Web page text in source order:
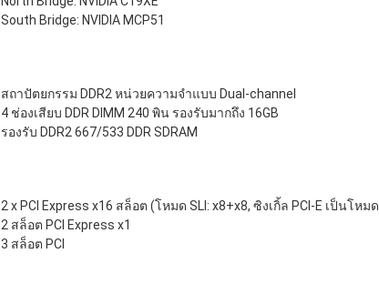
South Bridge: NVIDIA MCP51
สถาปัตยกรรม DDR2 หน่วยความจำแบบ Dual-channel
4 ช่องเสียบ DDR DIMM 240 พิน รองรับมากถึง 16GB
รองรับ DDR2 667/533 DDR SDRAM
2 x PCI Express x16 สล็อต (โหมด SLI: x8+x8, ซิงเกิ้ล PCI-E เป็นโหม
2 สล็อต PCI Express x1
3 สล็อต PCI